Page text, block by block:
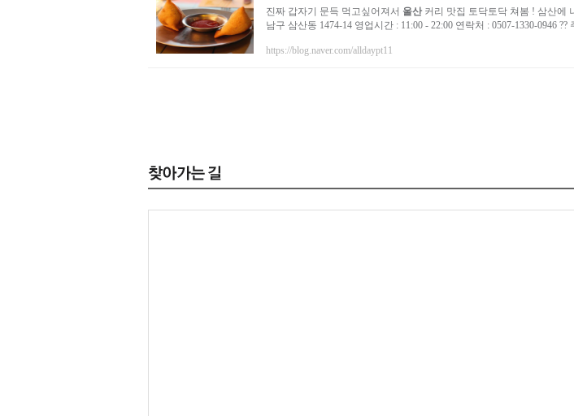
진짜 갑자기 문득 먹고싶어져서 울산 커리 맛집 토닥토닥 쳐봄 ! 삼산에
남구 삼산동 1474-14 영업시간 : 11:00 - 22:00 연락처 : 0507-1330-0946
https://blog.naver.com/alldaypt11